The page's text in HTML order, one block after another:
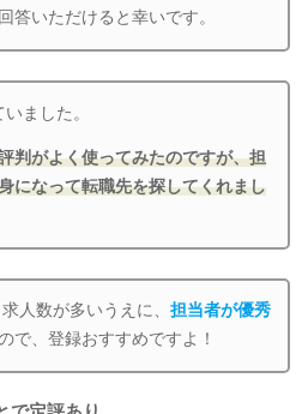
答いただけると幸いです。
ました。
判がよく使ってみたのですが、担
になって転職先を探してくれまし
人数が多いうえに、担当者が優秀
で、登録おすすめですよ！